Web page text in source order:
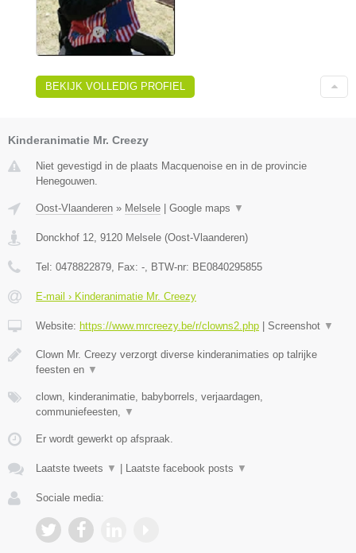
BEKIJK VOLLEDIG PROFIEL
Kinderanimatie Mr. Creezy
Niet gevestigd in de plaats Macquenoise en in de provincie
Henegouwen.
Oost-Vlaanderen » Melsele Google maps ▼
Donckhof 12, 9120 Melsele (Oost-Vlaanderen)
Tel: 0478822879, Fax: -, BTW-nr: BE0840295855
E-mail › Kinderanimatie Mr. Creezy
Website: https://www.mrcreezy.be/r/clowns2.php Screenshot ▼
Clown Mr. Creezy verzorgt diverse kinderanimaties op talrijke
feesten en ▼
clown, kinderanimatie, babyborrels, verjaardagen,
communiefeesten, ▼
Er wordt gewerkt op afspraak.
Laatste tweets ▼ Laatste facebook posts ▼
Sociale media: